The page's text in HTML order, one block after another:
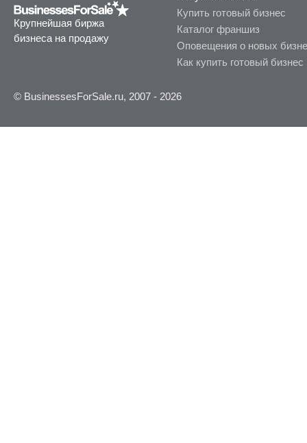
Крупнейшая биржа
бизнеса на продажу
Купить готовый бизнес
Каталог франшиз
Оповещения о новых
Как купить готовый бизнес
© BusinessesForSale.ru, 2007 - 2026